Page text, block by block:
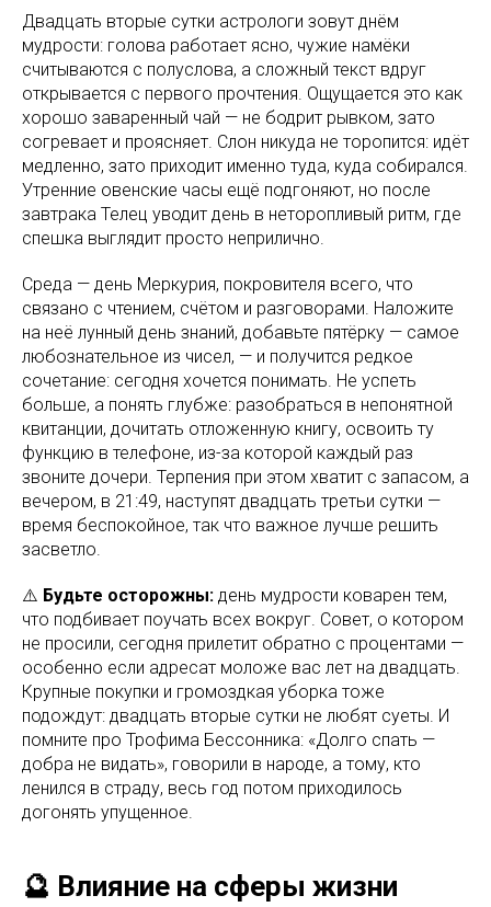
Двадцать вторые сутки астрологи зовут днём
мудрости: голова работает ясно, чужие намёки
считываются с полуслова, а сложный текст вдруг
открывается с первого прочтения. Ощущается это как
хорошо заваренный чай — не бодрит рывком, зато
согревает и проясняет. Слон никуда не торопится: идёт
медленно, зато приходит именно туда, куда собирался.
Утренние овенские часы ещё подгоняют, но после
завтрака Телец уводит день в неторопливый ритм, где
спешка выглядит просто неприлично.
Среда — день Меркурия, покровителя всего, что
связано с чтением, счётом и разговорами. Наложите
на неё лунный день знаний, добавьте пятёрку — самое
любознательное из чисел, — и получится редкое
сочетание: сегодня хочется понимать. Не успеть
больше, а понять глубже: разобраться в непонятной
квитанции, дочитать отложенную книгу, освоить ту
функцию в телефоне, из-за которой каждый раз
звоните дочери. Терпения при этом хватит с запасом, а
вечером, в 21:49, наступят двадцать третьи сутки —
время беспокойное, так что важное лучше решить
засветло.
⚠️ Будьте осторожны: день мудрости коварен тем,
что подбивает поучать всех вокруг. Совет, о котором
не просили, сегодня прилетит обратно с процентами —
особенно если адресат моложе вас лет на двадцать.
Крупные покупки и громоздкая уборка тоже
подождут: двадцать вторые сутки не любят суеты. И
помните про Трофима Бессонника: «Долго спать —
добра не видать», говорили в народе, а тому, кто
ленился в страду, весь год потом приходилось
догонять упущенное.
🔮 Влияние на сферы жизни